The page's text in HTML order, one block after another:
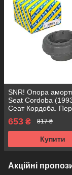
SNR! Опора
Seat Cordoba
Сеат Кордоба.
KB657.04 ,
653 ₴ 817 ₴
Купити
Акційні